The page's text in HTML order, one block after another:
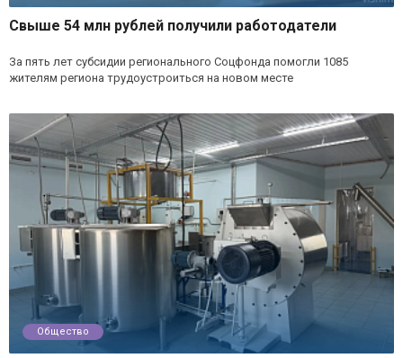
Свыше 54 млн рублей получили работодатели
За пять лет субсидии регионального Соцфонда помогли 1085
жителям региона трудоустроиться на новом месте
Общество